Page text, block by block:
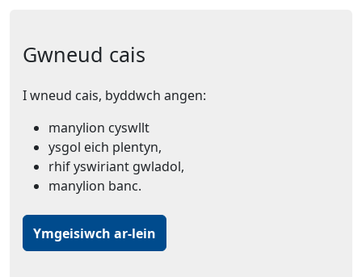
Gwneud cais
I wneud cais, byddwch angen:
manylion cyswllt
ysgol eich plentyn,
rhif yswiriant gwladol,
manylion banc.
Ymgeisiwch ar-lein